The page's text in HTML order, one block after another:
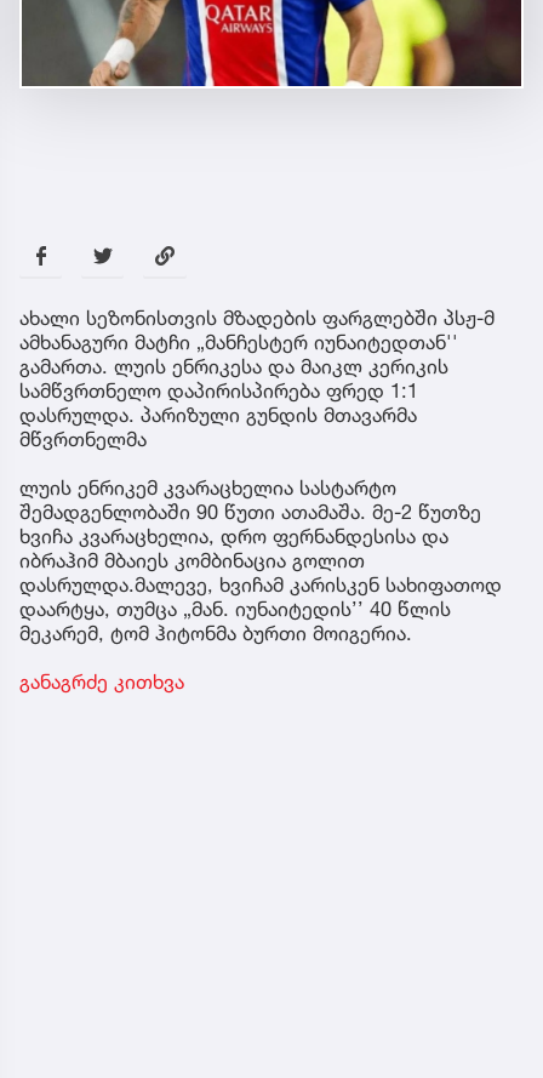
ახალი სეზონისთვის მზადების ფარგლებში პსჟ-მ
ამხანაგური მატჩი „მანჩესტერ იუნაიტედთან''
გამართა. ლუის ენრიკესა და მაიკლ კერიკის
სამწვრთნელო დაპირისპირება ფრედ 1:1
დასრულდა. პარიზული გუნდის მთავარმა
მწვრთნელმა
ლუის ენრიკემ კვარაცხელია სასტარტო
შემადგენლობაში 90 წუთი ათამაშა. მე-2 წუთზე
ხვიჩა კვარაცხელია, დრო ფერნანდესისა და
იბრაჰიმ მბაიეს კომბინაცია გოლით
დასრულდა.მალევე, ხვიჩამ კარისკენ სახიფათოდ
დაარტყა, თუმცა „მან. იუნაიტედის’’ 40 წლის
მეკარემ, ტომ ჰიტონმა ბურთი მოიგერია.
განაგრძე კითხვა